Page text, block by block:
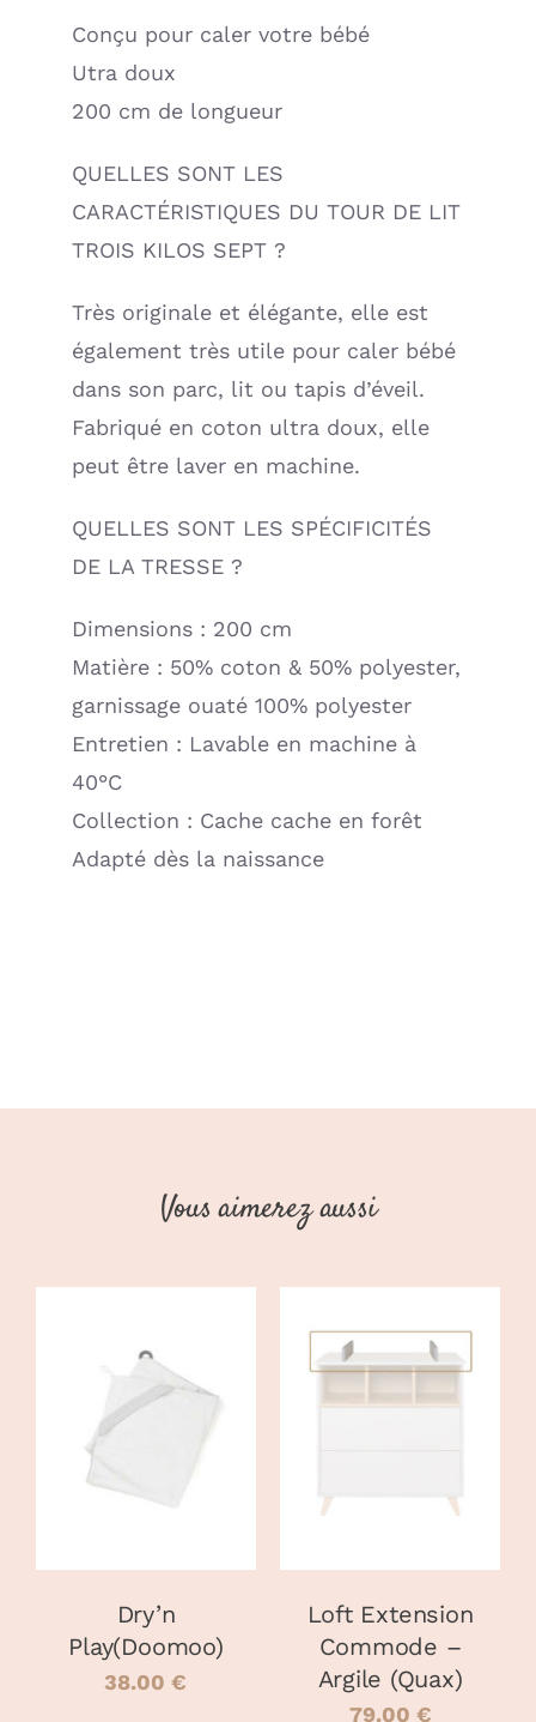
Conçu pour caler votre bébé
Utra doux
200 cm de longueur
QUELLES SONT LES
CARACTÉRISTIQUES DU TOUR DE LIT
TROIS KILOS SEPT ?
Très originale et élégante, elle est
également très utile pour caler bébé
dans son parc, lit ou tapis d’éveil.
Fabriqué en coton ultra doux, elle
peut être laver en machine.
QUELLES SONT LES SPÉCIFICITÉS
DE LA TRESSE ?
Dimensions : 200 cm
Matière : 50% coton & 50% polyester,
garnissage ouaté 100% polyester
Entretien : Lavable en machine à
40°C
Collection : Cache cache en forêt
Adapté dès la naissance
Vous aimerez aussi
AJOUTER AU
PANIER
Dry’n
Play(Doomoo)
38.00€
AJOUTER AU
Loft Extension
Commode –
Argile (Quax)
79.00 €